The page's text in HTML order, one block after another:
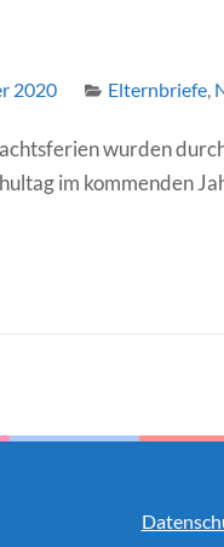
2020 Elternbriefe
wurden
im kommenden